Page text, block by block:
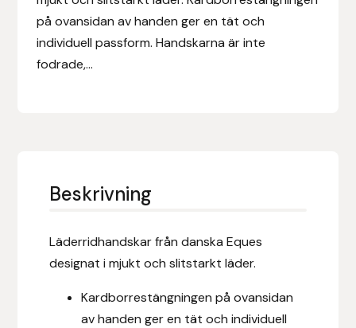
på ovansidan av handen ger en tät och
individuell passform. Handskarna är inte
fodrade,...
Beskrivning
Läderridhandskar från danska Eques
designat i mjukt och slitstarkt läder.
Kardborrestängningen på ovansidan
av handen ger en tät och individuell
Eldorado
Epona bokförlag
Eric LeTixerant